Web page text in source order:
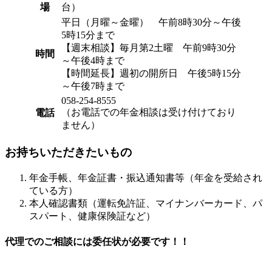
場 台）
時間
平日（月曜～金曜） 午前8時30分～午後
5時15分まで
【週末相談】毎月第2土曜 午前9時30分
～午後4時まで
【時間延長】週初の開所日 午後5時15分
～午後7時まで
電話
058-254-8555
（お電話での年金相談は受け付けており
ません）
お持ちいただきたいもの
年金手帳、年金証書・振込通知書等（年金を受給され
ている方）
本人確認書類（運転免許証、マイナンバーカード、パ
スパート、健康保険証など）
代理でのご相談には委任状が必要です！！